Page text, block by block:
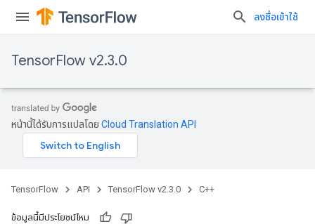
ลงชื่อเข้าใช้
TensorFlow v2.3.0
หน้านี้ได้รับการแปลโดย Cloud Translation API
TensorFlow API TensorFlow v2.3.0 C++
ข้อมูลนี้มีประโยชน์ไหม